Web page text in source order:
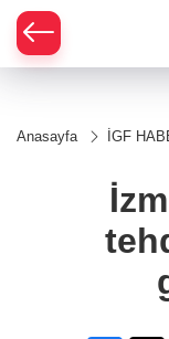
Anasayfa İGF